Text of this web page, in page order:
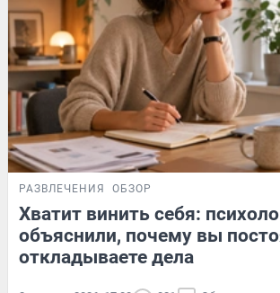
РАЗВЛЕЧЕНИЯ ОБЗОР
Хватит винить себя:
объяснили, почему вы
откладываете дела